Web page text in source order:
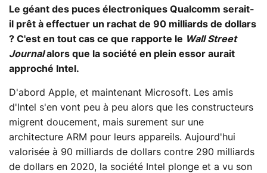
Le géant des puces électroniques Qualcomm serait-
il prêt à effectuer un rachat de 90 milliards de dollars
? C'est en tout cas ce que rapporte le Wall Street
Journalalors que la société en plein essor aurait
approché Intel.
D'abord Apple, et maintenant Microsoft. Les amis
d'Intel s'en vont peu à peu alors que les constructeurs
migrent doucement, mais surement sur une
architecture ARM pour leurs appareils. Aujourd'hui
valorisée à 90 milliards de dollars contre 290 milliards
de dollars en 2020, la société Intel plonge et a vu son